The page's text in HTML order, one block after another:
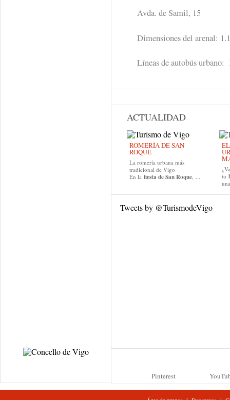
Avda. de Samil, 15
Dimensiones del arenal:
Líneas de autobús urbano:
ACTUALIDAD
ROMERÍA DE SAN
ROQUE
La romería urbana más
tradicional de Vigo
En la fiesta de San Roque, ...
tu
Tweets by @TurismodeVigo
Pinterest